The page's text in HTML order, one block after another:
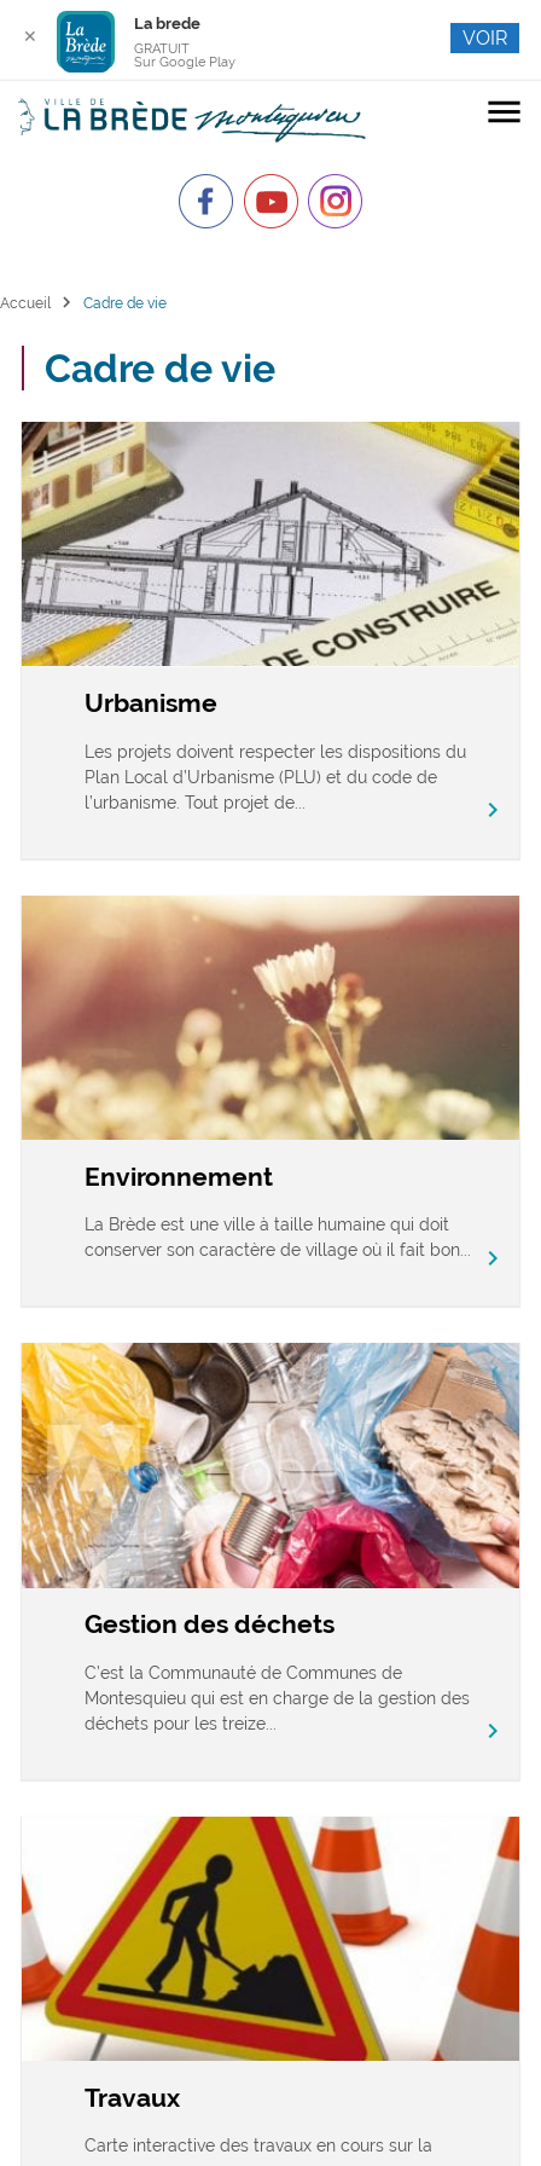
menu
Accueil chevron_right Cadre de vie
Cadre de vie
Urbanisme
Les projets doivent respecter les dispositions du
Plan Local d’Urbanisme (PLU) et du code de
l’urbanisme. Tout projet de...
chevron_right
Environnement
La Brède est une ville à taille humaine qui doit
conserver son caractère de village où il fait bon...
chevron_right
Gestion des déchets
C’est la Communauté de Communes de
Montesquieu qui est en charge de la gestion des
déchets pour les treize...
chevron_right
Travaux
Carte interactive des travaux en cours sur la
✕
La brede
GRATUIT
Sur Google Play
VOIR